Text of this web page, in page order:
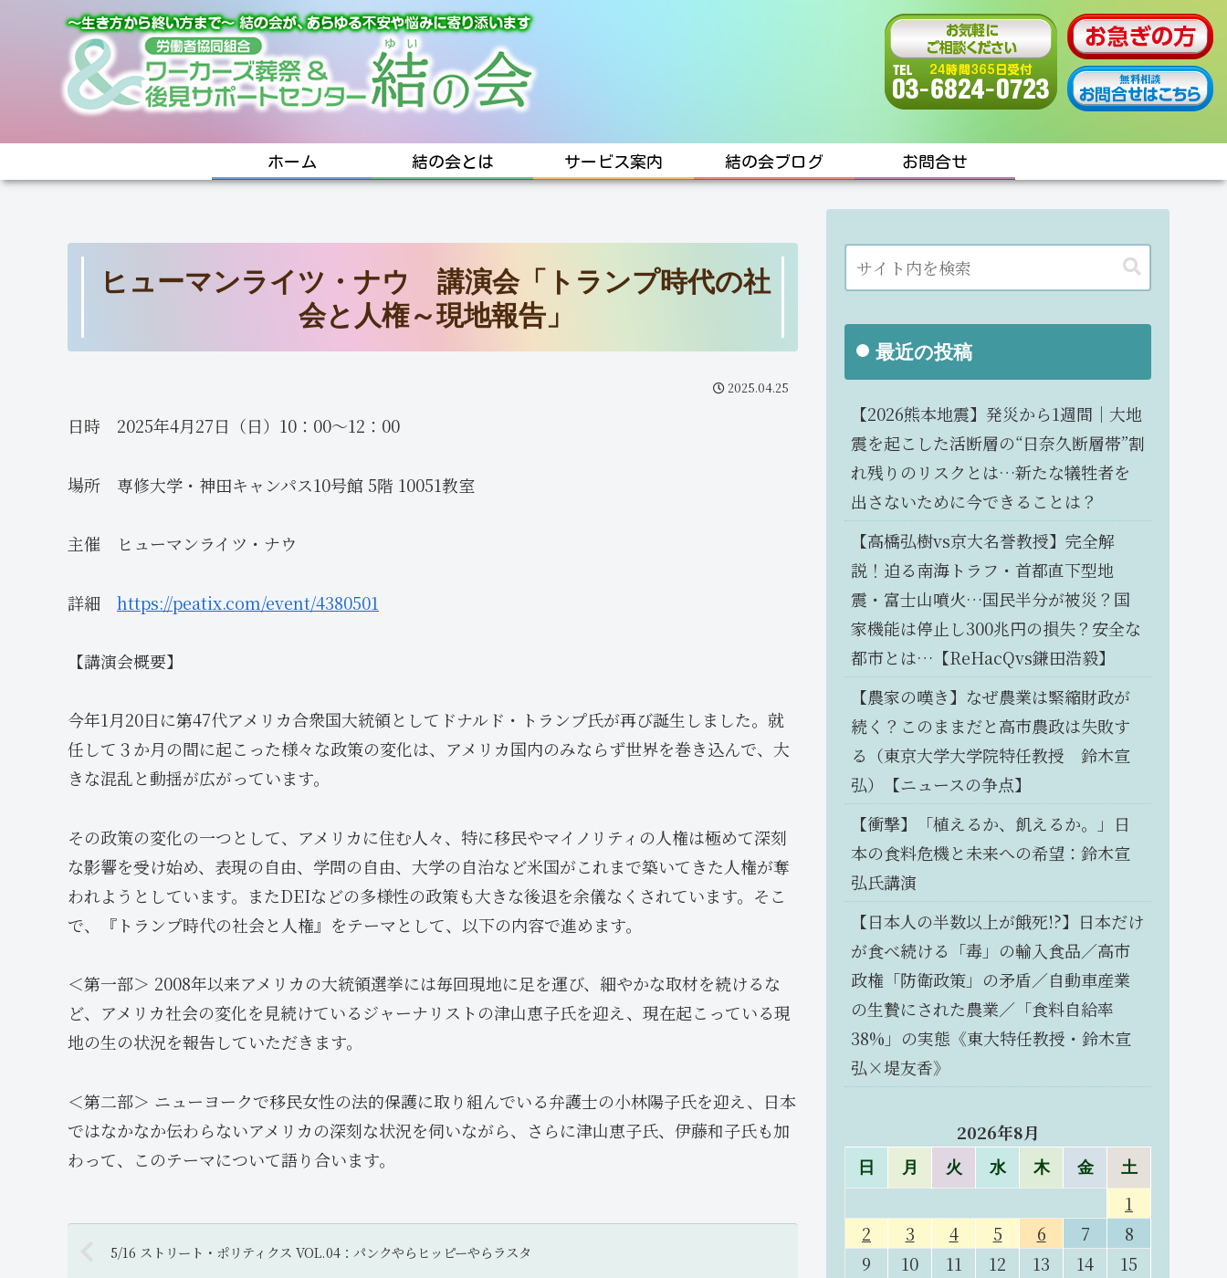
ホーム 結の会とは サービス案内 結の会ブログ お問合せ
ヒューマンライツ・ナウ 講演会「トランプ時代の社
会と人権～現地報告」
2025.04.25
日時 2025年4月27日（日）10：00～12：00
場所 専修大学・神田キャンパス10号館 5階 10051教室
主催 ヒューマンライツ・ナウ
詳細 https://peatix.com/event/4380501
【講演会概要】
今年1月20日に第47代アメリカ合衆国大統領としてドナルド・トランプ氏が再び誕生しました。就
任して３か月の間に起こった様々な政策の変化は、アメリカ国内のみならず世界を巻き込んで、大
きな混乱と動揺が広がっています。
その政策の変化の一つとして、アメリカに住む人々、特に移民やマイノリティの人権は極めて深刻
な影響を受け始め、表現の自由、学問の自由、大学の自治など米国がこれまで築いてきた人権が奪
われようとしています。またDEIなどの多様性の政策も大きな後退を余儀なくされています。そこ
で、『トランプ時代の社会と人権』をテーマとして、以下の内容で進めます。
＜第一部＞ 2008年以来アメリカの大統領選挙には毎回現地に足を運び、細やかな取材を続けるな
ど、アメリカ社会の変化を見続けているジャーナリストの津山恵子氏を迎え、現在起こっている現
地の生の状況を報告していただきます。
＜第二部＞ ニューヨークで移民女性の法的保護に取り組んでいる弁護士の小林陽子氏を迎え、日本
ではなかなか伝わらないアメリカの深刻な状況を伺いながら、さらに津山恵子氏、伊藤和子氏も加
わって、このテーマについて語り合います。
5/16 ストリート・ポリティクス VOL.04：パンクやらヒッピーやらラスタ
最近の投稿
【2026熊本地震】発災から1週間｜大地
震を起こした活断層の“日奈久断層帯”割
れ残りのリスクとは…新たな犠牲者を
出さないために今できることは？
【高橋弘樹vs京大名誉教授】完全解
説！迫る南海トラフ・首都直下型地
震・富士山噴火…国民半分が被災？国
家機能は停止し300兆円の損失？安全な
都市とは…【ReHacQvs鎌田浩毅】
【農家の嘆き】なぜ農業は緊縮財政が
続く？このままだと高市農政は失敗す
る（東京大学大学院特任教授 鈴木宣
弘）【ニュースの争点】
【衝撃】「植えるか、飢えるか。」日
本の食料危機と未来への希望：鈴木宣
弘氏講演
【日本人の半数以上が餓死!?】日本だけ
が食べ続ける「毒」の輸入食品／高市
政権「防衛政策」の矛盾／自動車産業
の生贄にされた農業／「食料自給率
38%」の実態《東大特任教授・鈴木宣
弘×堤友香》
2026年8月
日 月 火 水 木 金 土
1
2
3 4 5 6 7
8
9
10 11 12 13 14
15